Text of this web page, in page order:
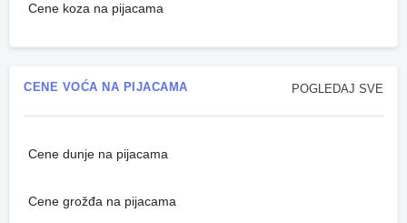
Cene koza na pijacama
POGLEDAJ SVE
CENE VOĆA NA PIJACAMA
Cene dunje na pijacama
Cene grožđa na pijacama